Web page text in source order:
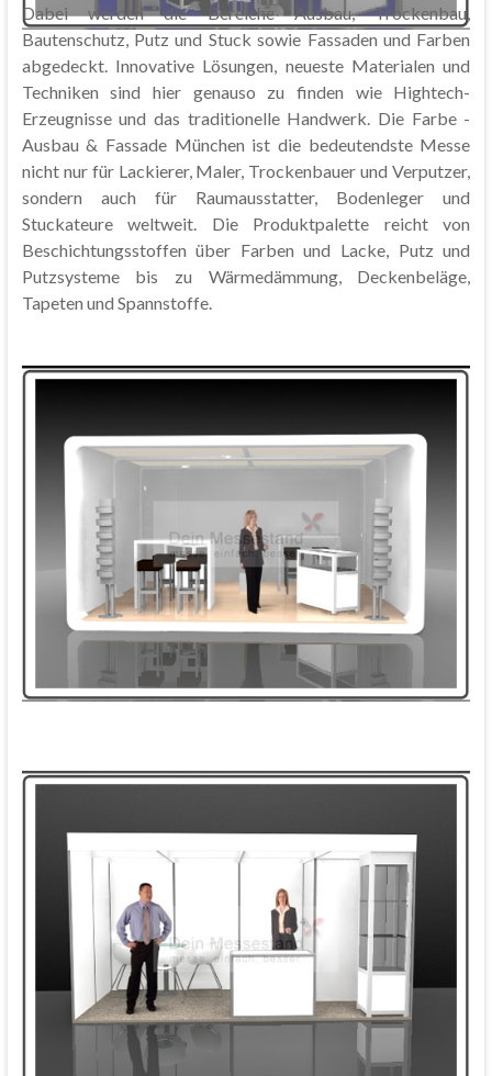
Dabei werden die Bereiche Ausbau, Trockenbau,
Bautenschutz, Putz und Stuck sowie Fassaden und Farben
abgedeckt. Innovative Lösungen, neueste Materialen und
Techniken sind hier genauso zu finden wie Hightech-
Erzeugnisse und das traditionelle Handwerk. Die Farbe -
Ausbau & Fassade München ist die bedeutendste Messe
nicht nur für Lackierer, Maler, Trockenbauer und Verputzer,
sondern auch für Raumausstatter, Bodenleger und
Stuckateure weltweit. Die Produktpalette reicht von
Beschichtungsstoffen über Farben und Lacke, Putz und
Putzsysteme bis zu Wärmedämmung, Deckenbeläge,
Tapeten und Spannstoffe.